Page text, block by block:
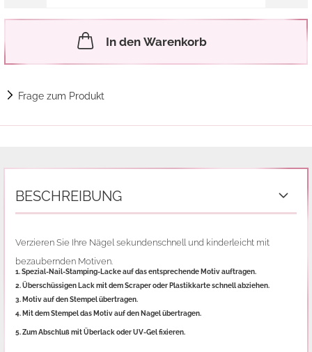
In den Warenkorb
Frage zum Produkt
BESCHREIBUNG
Verzieren Sie Ihre Nägel sekundenschnell und kinderleicht mit
bezaubernden Motiven.
1. Spezial-Nail-Stamping-Lacke auf das entsprechende Motiv auftragen.
2. Überschüssigen Lack mit dem Scraper oder Plastikkarte schnell abziehen.
3. Motiv auf den Stempel übertragen.
4. Mit dem Stempel das Motiv auf den Nagel übertragen.
5. Zum Abschluß mit Überlack oder UV-Gel fixieren.